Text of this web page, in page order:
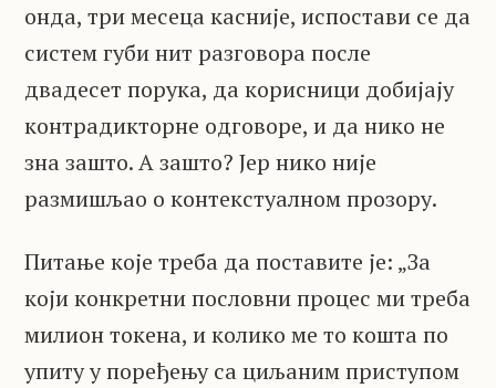
онда, три месеца касније, испостави се да
систем губи нит разговора после
двадесет порука, да корисници добијају
контрадикторне одговоре, и да нико не
зна зашто. А зашто? Јер нико није
размишљао о контекстуалном прозору.
Питање које треба да поставите је: „За
који конкретни пословни процес ми треба
милион токена, и колико ме то кошта по
упиту у поређењу са циљаним приступом